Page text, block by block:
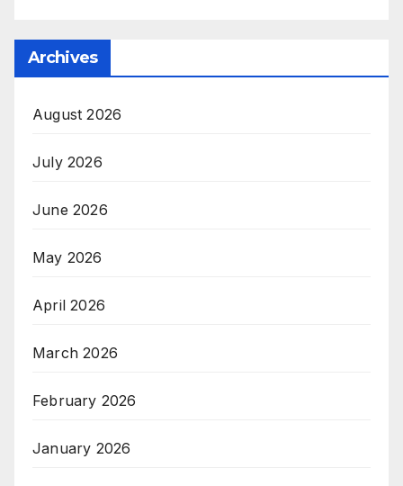
Archives
August 2026
July 2026
June 2026
May 2026
April 2026
March 2026
February 2026
January 2026